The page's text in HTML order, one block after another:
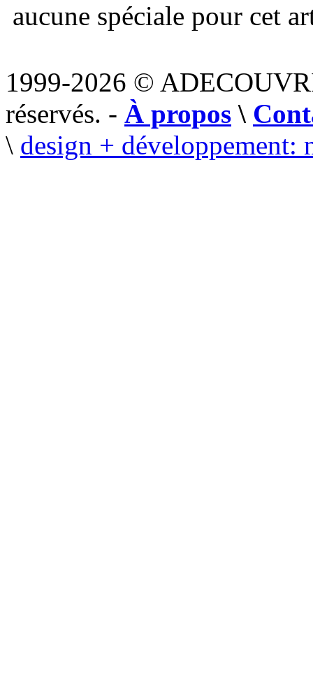
aucune spéciale pour cet
1999-2026 ©
réservés. - À propos \
\ design + développement: